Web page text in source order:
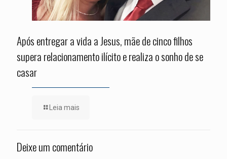
Após entregar a vida a Jesus, mãe de cinco filhos
supera relacionamento ilícito e realiza o sonho de se
casar
Leia mais
Deixe um comentário